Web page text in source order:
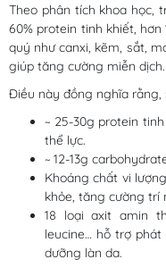
Theo phân tích khoa học,
60% protein tinh khiết,
quý như canxi, kẽm, sắt,
giúp tăng cường miễn dịch.
Điều này đồng nghĩa rằng,
~ 25-30g protein
thể lực.
~ 12-13g
Khoáng chất vi
khỏe, tăng cường trí
18 loại axit amin
leucine… hỗ trợ
dưỡng làn da.